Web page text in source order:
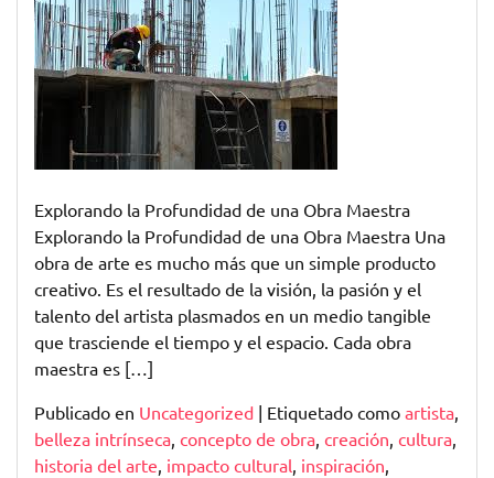
Profundidad
de
una
Obra
Maestra
Explorando la Profundidad de una Obra Maestra
Explorando la Profundidad de una Obra Maestra Una
obra de arte es mucho más que un simple producto
creativo. Es el resultado de la visión, la pasión y el
talento del artista plasmados en un medio tangible
que trasciende el tiempo y el espacio. Cada obra
maestra es […]
Publicado en Uncategorized | Etiquetado como artista,
belleza intrínseca, concepto de obra, creación, cultura,
historia del arte, impacto cultural, inspiración,